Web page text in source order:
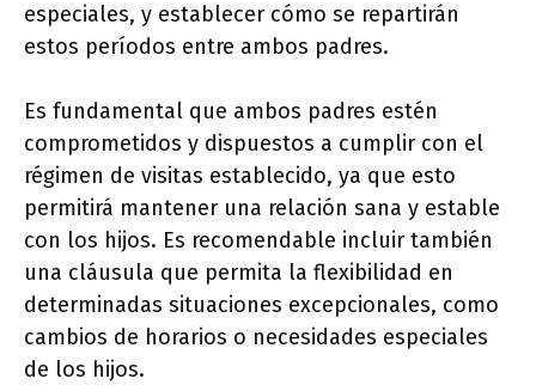
especiales, y establecer cómo se repartirán
estos períodos entre ambos padres.
Es fundamental que ambos padres estén
comprometidos y dispuestos a cumplir con el
régimen de visitas establecido, ya que esto
permitirá mantener una relación sana y estable
con los hijos. Es recomendable incluir también
una cláusula que permita la flexibilidad en
determinadas situaciones excepcionales, como
cambios de horarios o necesidades especiales
de los hijos.